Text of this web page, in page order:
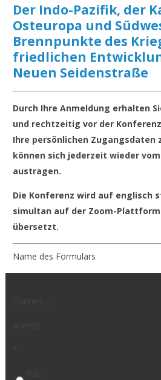
Der Indo-Pazifik, der
Osteuropa und
Brennpunkte des
friedlichen
Neuen Seidenstraße
Durch Ihre Anmeldung erhalten
und rechtzeitig vor der
Ihre persönlichen Zugangsdaten
können sich jederzeit wieder
austragen.
Die Konferenz wird auf englisch
simultan auf der Zoom-
übersetzt.
Name des Formulars
Content…